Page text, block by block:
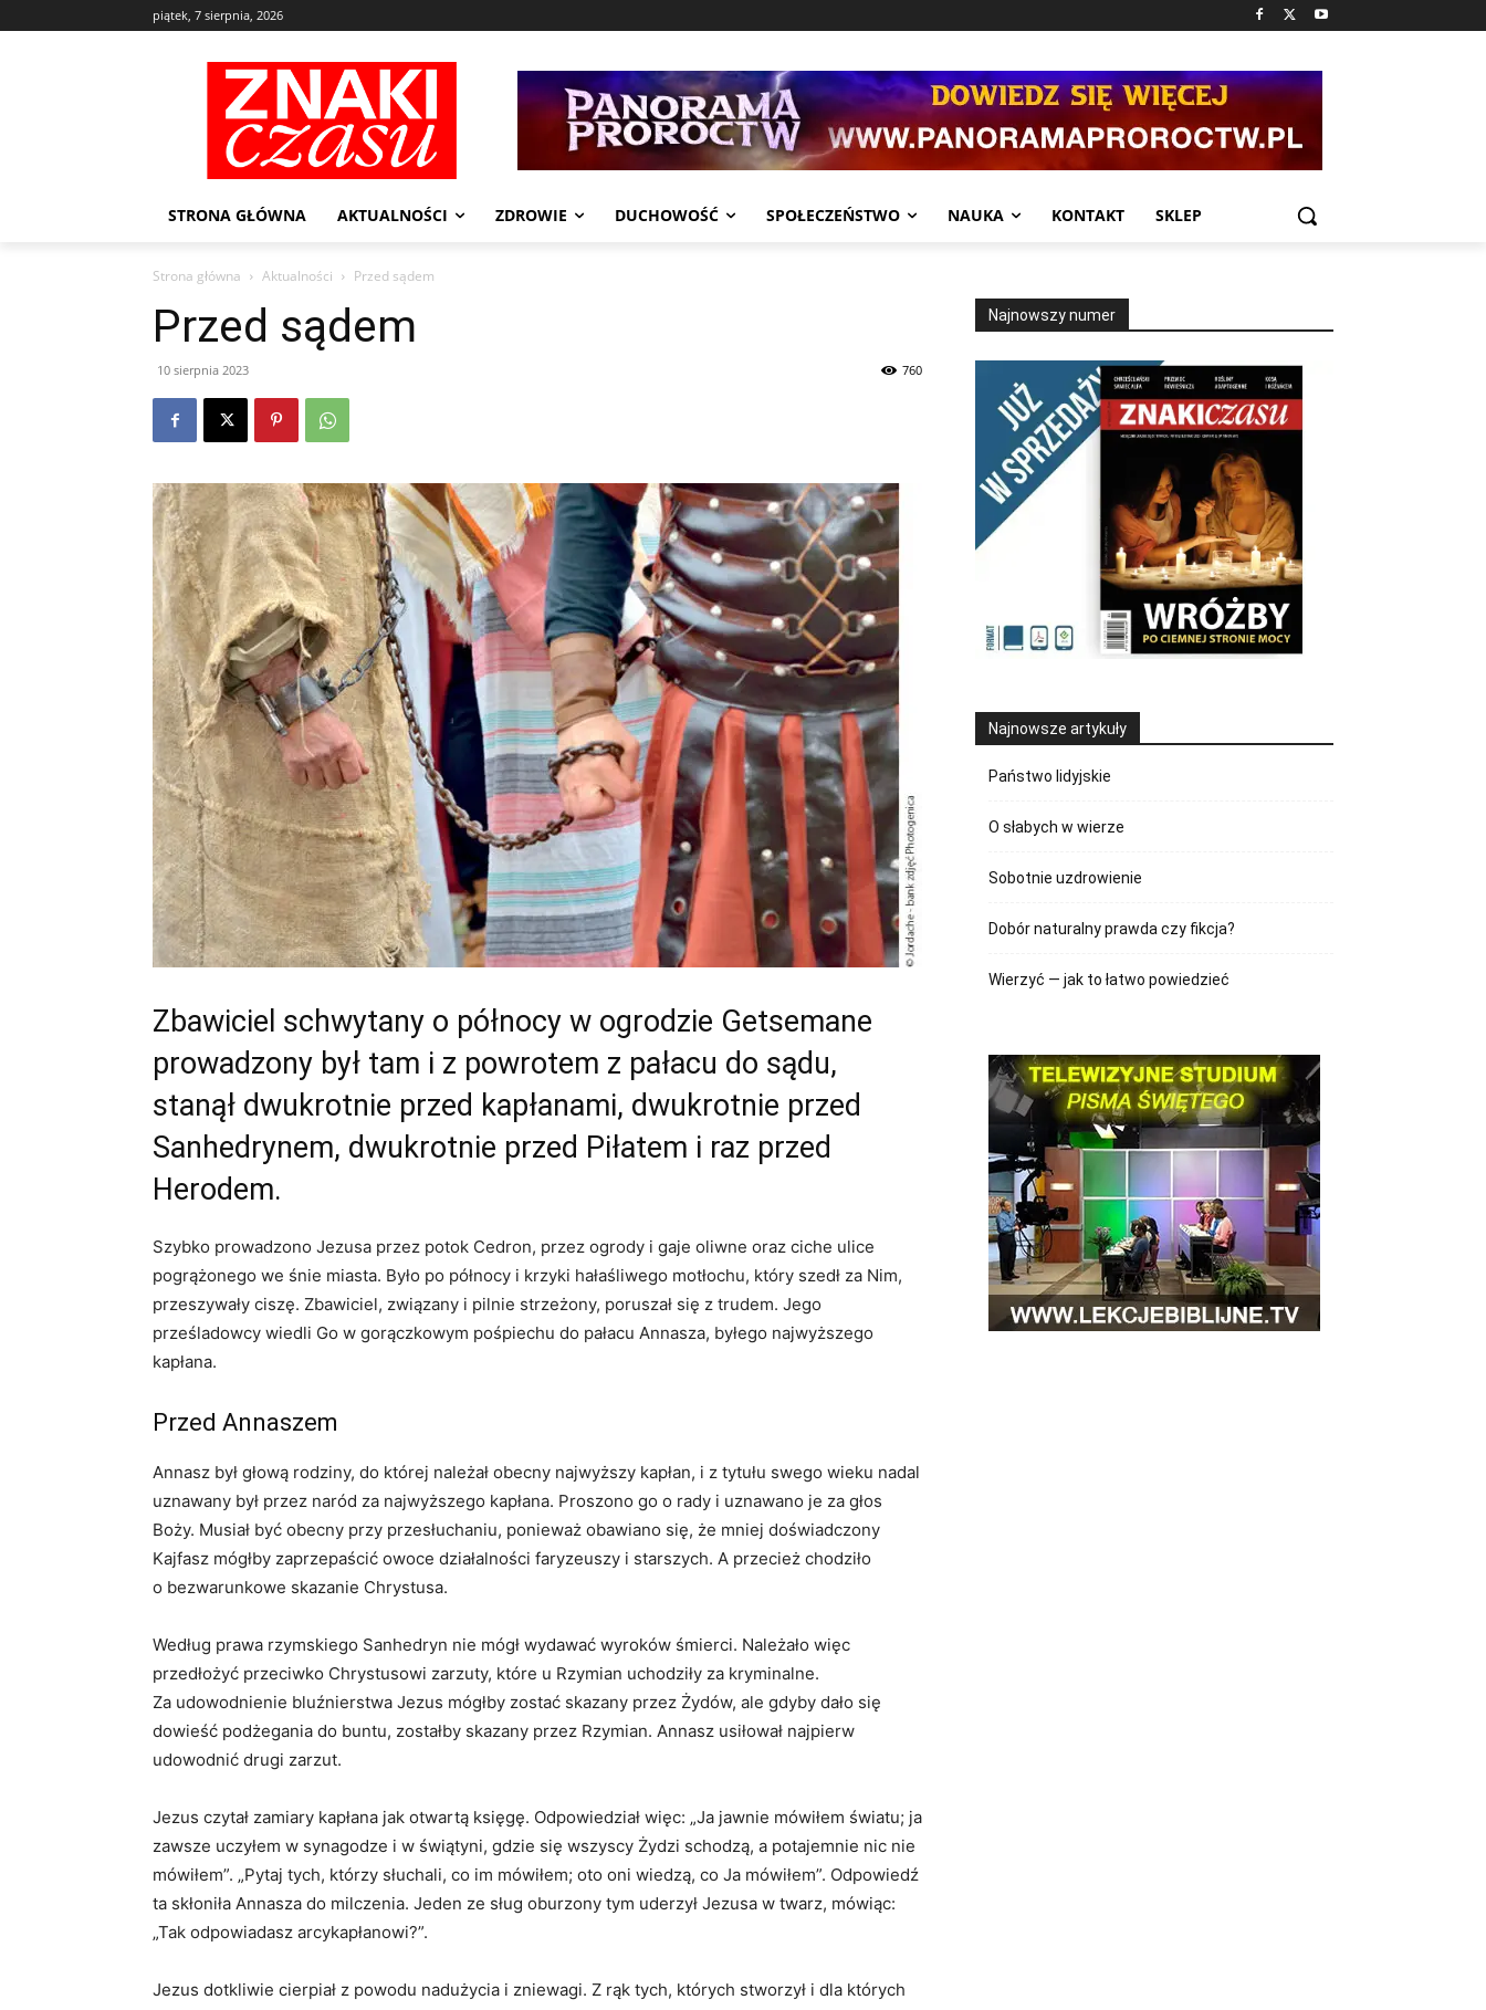
piątek, 7 sierpnia, 2026
STRONA GŁÓWNA AKTUALNOŚCI ZDROWIE DUCHOWOŚĆ SPOŁECZEŃSTWO NAUKA KONTAKT SKLEP
Strona główna Aktualności Przed sądem
Przed sądem
10 sierpnia 2023 760
Zbawiciel schwytany o północy w ogrodzie Getsemane
prowadzony był tam i z powrotem z pałacu do sądu,
stanął dwukrotnie przed kapłanami, dwukrotnie przed
Sanhedrynem, dwukrotnie przed Piłatem i raz przed
Herodem.
Szybko prowadzono Jezusa przez potok Cedron, przez ogrody i gaje oliwne oraz ciche ulice
pogrążonego we śnie miasta. Było po północy i krzyki hałaśliwego motłochu, który szedł za Nim,
przeszywały ciszę. Zbawiciel, związany i pilnie strzeżony, poruszał się z trudem. Jego
prześladowcy wiedli Go w gorączkowym pośpiechu do pałacu Annasza, byłego najwyższego
kapłana.
Przed Annaszem
Annasz był głową rodziny, do której należał obecny najwyższy kapłan, i z tytułu swego wieku nadal
uznawany był przez naród za najwyższego kapłana. Proszono go o rady i uznawano je za głos
Boży. Musiał być obecny przy przesłuchaniu, ponieważ obawiano się, że mniej doświadczony
Kajfasz mógłby zaprzepaścić owoce działalności faryzeuszy i starszych. A przecież chodziło
o bezwarunkowe skazanie Chrystusa.
Według prawa rzymskiego Sanhedryn nie mógł wydawać wyroków śmierci. Należało więc
przedłożyć przeciwko Chrystusowi zarzuty, które u Rzymian uchodziły za kryminalne.
Za udowodnienie bluźnierstwa Jezus mógłby zostać skazany przez Żydów, ale gdyby dało się
dowieść podżegania do buntu, zostałby skazany przez Rzymian. Annasz usiłował najpierw
udowodnić drugi zarzut.
Jezus czytał zamiary kapłana jak otwartą księgę. Odpowiedział więc: „Ja jawnie mówiłem światu; ja
zawsze uczyłem w synagodze i w świątyni, gdzie się wszyscy Żydzi schodzą, a potajemnie nic nie
mówiłem”. „Pytaj tych, którzy słuchali, co im mówiłem; oto oni wiedzą, co Ja mówiłem”. Odpowiedź
ta skłoniła Annasza do milczenia. Jeden ze sług oburzony tym uderzył Jezusa w twarz, mówiąc:
„Tak odpowiadasz arcykapłanowi?”.
Jezus dotkliwie cierpiał z powodu nadużycia i zniewagi. Z rąk tych, których stworzył i dla których
Najnowszy numer
Najnowsze artykuły
Państwo lidyjskie
O słabych w wierze
Sobotnie uzdrowienie
Dobór naturalny prawda czy fikcja?
Wierzyć — jak to łatwo powiedzieć